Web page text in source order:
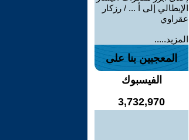
الإيطالي إلى أ ... / رزكار
عقراوي
المزيد.....
المعجبين بنا على
الفيسبوك
3,732,970